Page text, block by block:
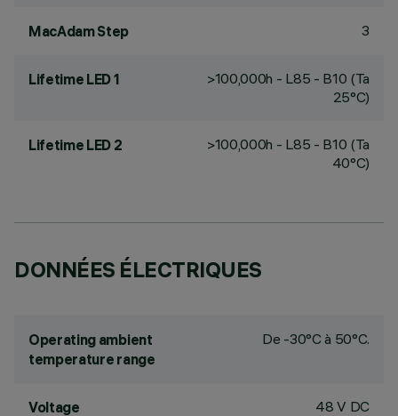
MacAdam Step 3
Lifetime LED 1
>100,000h - L85 - B10 (Ta
25°C)
Lifetime LED 2
>100,000h - L85 - B10 (Ta
40°C)
DONNÉES ÉLECTRIQUES
Operating ambient
temperature range
De -30°C à 50°C.
Voltage 48 V DC